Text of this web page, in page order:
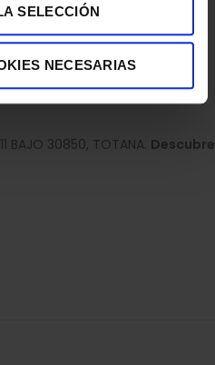
SELECCIÓN
NECESARIAS
accesorios para el hogar con
BAJO 30850, TOTANA. Descubre